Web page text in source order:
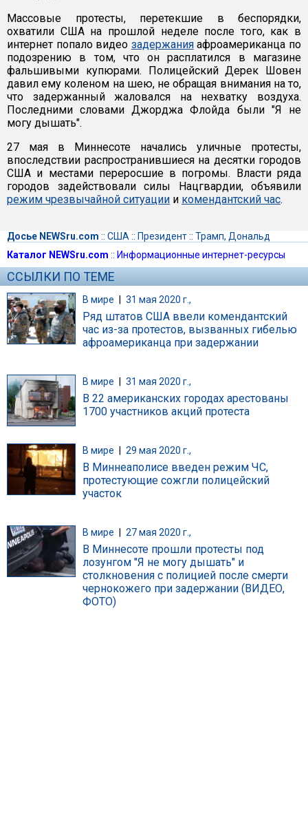
Массовые протесты, перетекшие в беспорядки,
охватили США на прошлой неделе после того, как в
интернет попало видео задержанияафроамериканца по
подозрению в том, что он расплатился в магазине
фальшивыми купюрами. Полицейский Дерек Шовен
давил ему коленом на шею, не обращая внимания на то,
что задержанный жаловался на нехватку воздуха.
Последними словами Джорджа Флойда были "Я не
могу дышать".
27 мая в Миннесоте начались уличные протесты,
впоследствии распространившиеся на десятки городов
США и местами переросшие в погромы. Власти ряда
городов задействовали силы Нацгвардии, объявили
режим чрезвычайной ситуации и комендантский час.
Досье NEWSru.com :: США :: Президент:: Трамп, Дональд
Каталог NEWSru.com :: Информационные интернет-ресурсы
ССЫЛКИ ПО ТЕМЕ
В мире | 31 мая 2020 г.,
Ряд штатов США ввели комендантский
час из-за протестов, вызванных гибелью
афроамериканца при задержании
В мире 31 мая 2020 г.,
В 22 американских городах арестованы
1700 участников акций протеста
В мире 29 мая 2020 г.,
В Миннеаполисе введен режим ЧС,
протестующие сожгли полицейский
участок
В мире 27 мая 2020 г.,
В Миннесоте прошли протесты под
лозунгом "Я не могу дышать" и
столкновения с полицией после смерти
чернокожего при задержании (ВИДЕО,
ФОТО)